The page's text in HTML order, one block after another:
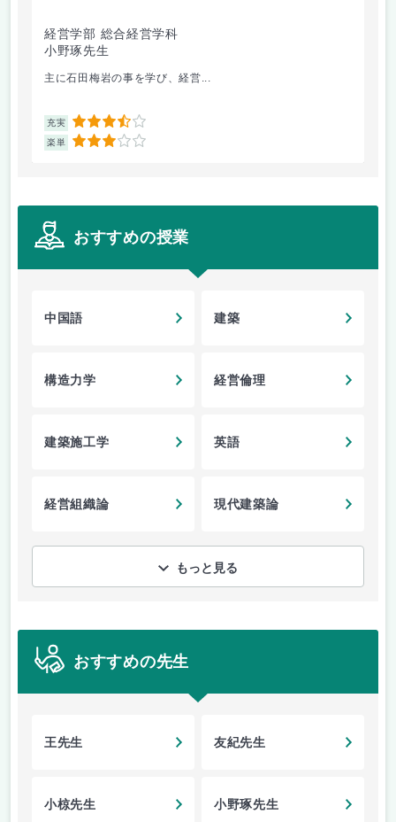
経営学部 総合経営学科
小野琢先生
主に石田梅岩の事を学び、経営...
充実 3.5
楽単 3
おすすめの授業
中国語 建築
構造力学 経営倫理
建築施工学 英語
経営組織論 現代建築論
もっと見る
おすすめの先生
王先生 友紀先生
小椋先生 小野琢先生